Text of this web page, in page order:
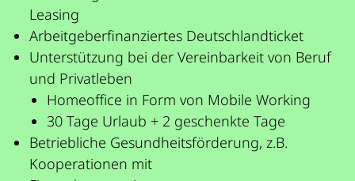
Leasing
Arbeitgeberfinanziertes Deutschlandticket
Unterstützung bei der Vereinbarkeit von Beruf
und Privatleben
Homeoffice in Form von Mobile Working
30 Tage Urlaub + 2 geschenkte Tage
Betriebliche Gesundheitsförderung, z.B.
Kooperationen mit